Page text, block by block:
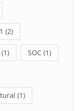
(2)
(1) SOC (1)
(1)